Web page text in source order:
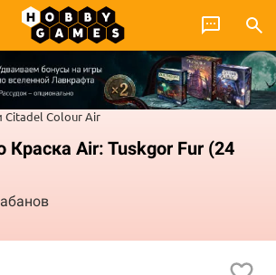
Citadel ColourAir
Air: Tuskgor Fur (24